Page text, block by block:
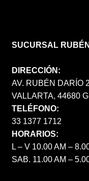
SUCURSAL
DIRECCIÓN:
AV. RUBÉN DARÍO
VALLARTA, 44680
TELÉFONO:
33 1377 1712
HORARIOS:
L – V 10.00 AM –
SAB. 11.00 AM –